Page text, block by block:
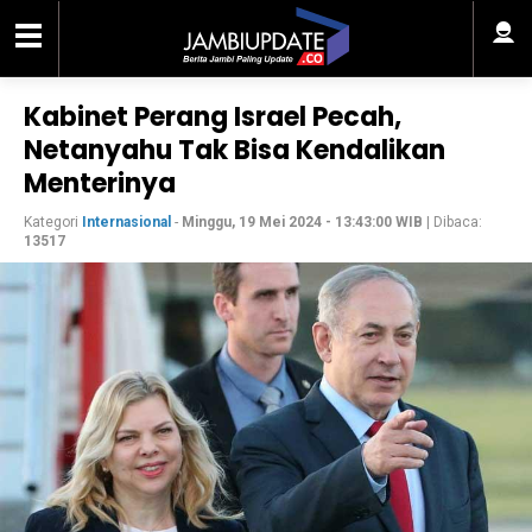
Kabinet Perang Israel Pecah,
Netanyahu Tak Bisa Kendalikan
Menterinya
Kategori Internasional - Minggu, 19 Mei 2024 - 13:43:00 WIB | Dibaca:
13517